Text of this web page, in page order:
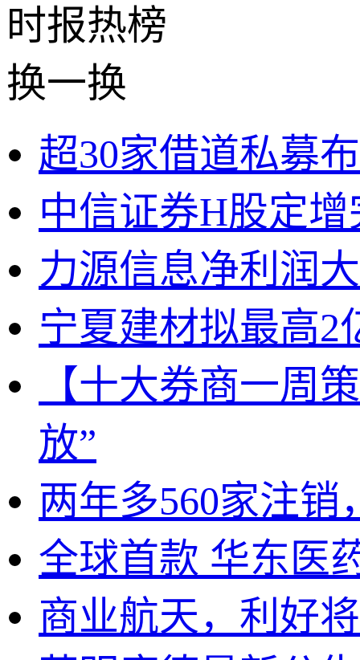
时报热榜
换一换
超30家借道私募
中信证券H股定
力源信息净利润
宁夏建材拟最高2
【十大券商一周
放”
两年多560家注
全球首款 华东医
商业航天，利好